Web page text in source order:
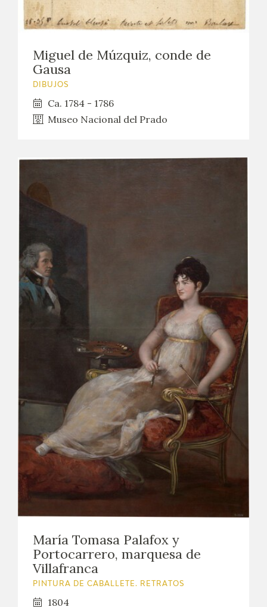
Miguel de Múzquiz, conde de
Gausa
DIBUJOS
Ca. 1784 - 1786
Museo Nacional del Prado
María Tomasa Palafox y
Portocarrero, marquesa de
Villafranca
PINTURA DE CABALLETE. RETRATOS
1804